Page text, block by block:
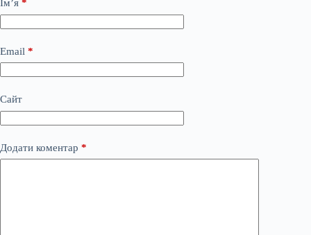
Ім’я *
Email *
Сайт
Додати коментар *